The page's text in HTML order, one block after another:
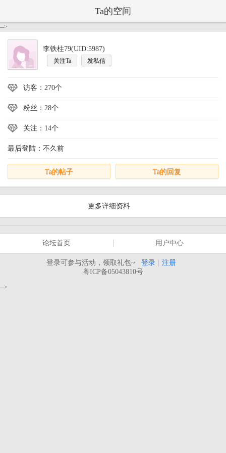
Ta的空间
-->
李铁柱79(UID:5987)
关注Ta 发私信
访客：270个
粉丝：28个
关注：14个
最后登陆：不久前
Ta的帖子 Ta的回复
更多详细资料
论坛首页 用户中心
登录可参与活动，领取礼包~ 登录
注册
粤ICP备05043810号
-->